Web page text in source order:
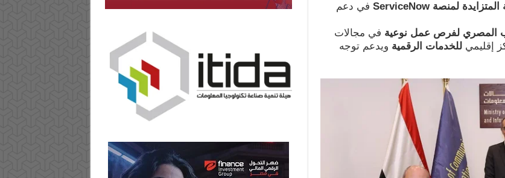
المتزايدة لمنصة ServiceNow
في دعم
المصري لفرص عمل نوعية في مجالات
إقليميللخدمات الرقمية ويدعم توجه